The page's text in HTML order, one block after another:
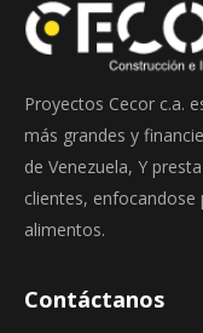
Proyectos Cecor c.a.
más grandes y
de Venezuela, Y
clientes,
alimentos.
Contáctanos